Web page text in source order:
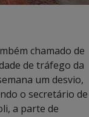
chamado de
de tráfego da
um desvio,
o secretário de
a parte de